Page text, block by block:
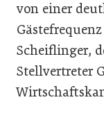
von einer
Scheiflinger,
Stellvertreter